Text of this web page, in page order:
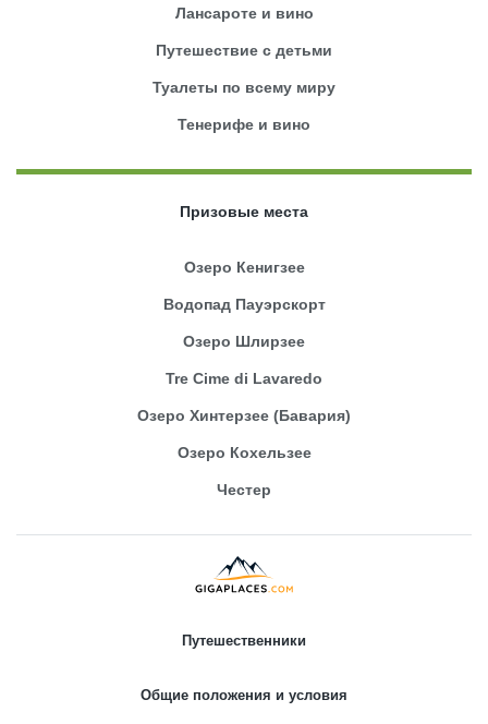
Лансароте и вино
Путешествие с детьми
Туалеты по всему миру
Тенерифе и вино
Призовые места
Озеро Кенигзее
Водопад Пауэрскорт
Озеро Шлирзее
Tre Cime di Lavaredo
Озеро Хинтерзее (Бавария)
Озеро Кохельзее
Честер
Путешественники
Общие положения и условия